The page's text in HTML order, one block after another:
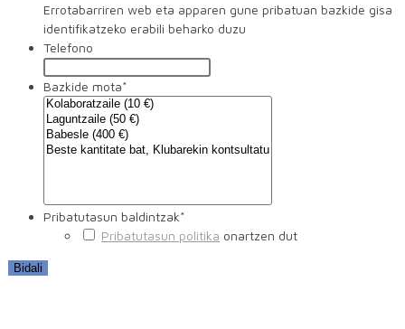
Errotabarriren web eta apparen gune pribatuan bazkide gisa
identifikatzeko erabili beharko duzu
Telefono
Bazkide mota*
Pribatutasun baldintzak*
Pribatutasun politika onartzen dut